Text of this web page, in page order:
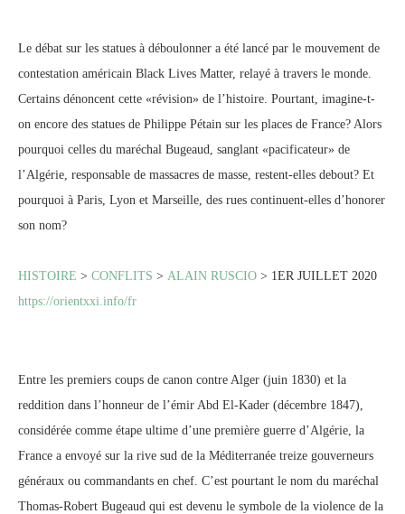
Le débat sur les statues à déboulonner a été lancé par le mouvement de
contestation américain Black Lives Matter, relayé à travers le monde.
Certains dénoncent cette «révision» de l’histoire. Pourtant, imagine-t-
on encore des statues de Philippe Pétain sur les places de France? Alors
pourquoi celles du maréchal Bugeaud, sanglant «pacificateur» de
l’Algérie, responsable de massacres de masse, restent-elles debout? Et
pourquoi à Paris, Lyon et Marseille, des rues continuent-elles d’honorer
son nom?
HISTOIRE > CONFLITS > ALAIN RUSCIO > 1ER JUILLET 2020
https://orientxxi.info/fr
Entre les premiers coups de canon contre Alger (juin 1830) et la
reddition dans l’honneur de l’émir Abd El-Kader (décembre 1847),
considérée comme étape ultime d’une première guerre d’Algérie, la
France a envoyé sur la rive sud de la Méditerranée treize gouverneurs
généraux ou commandants en chef. C’est pourtant le nom du maréchal
Thomas-Robert Bugeaud qui est devenu le symbole de la violence de la